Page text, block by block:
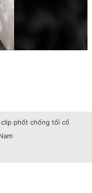
phốt chống tối cổ